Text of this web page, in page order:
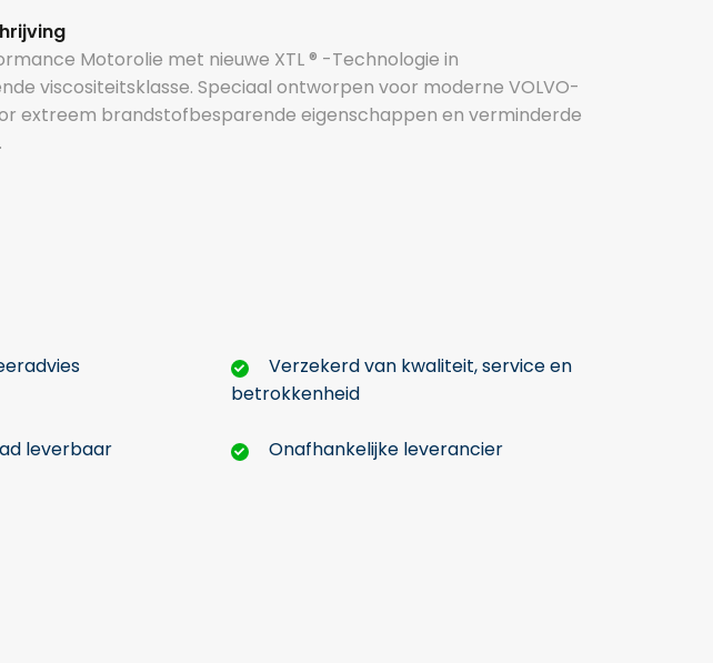
Motorolie met nieuwe XTL ® -Technologie in
viscositeitsklasse. Speciaal ontworpen voor moderne VOLVO-
extreem brandstofbesparende eigenschappen en verminderde
Verzekerd van kwaliteit, service en
betrokkenheid
leverbaar Onafhankelijke leverancier